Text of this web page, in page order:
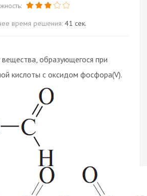
время решения: 41 сек.
образующегося при
кислоты с оксидом фосфора(V).